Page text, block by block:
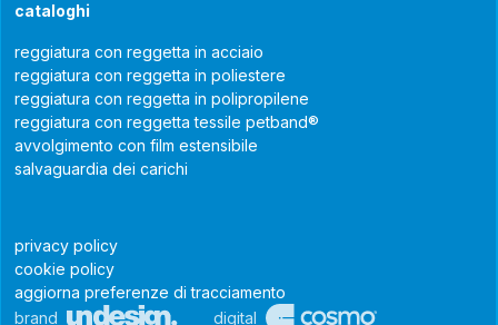
cataloghi
reggiatura con reggetta in acciaio
reggiatura con reggetta in poliestere
reggiatura con reggetta in polipropilene
reggiatura con reggetta tessile petband®
avvolgimento con film estensibile
salvaguardia dei carichi
privacy policy
cookie policy
aggiorna preferenze di tracciamento
brand
digital